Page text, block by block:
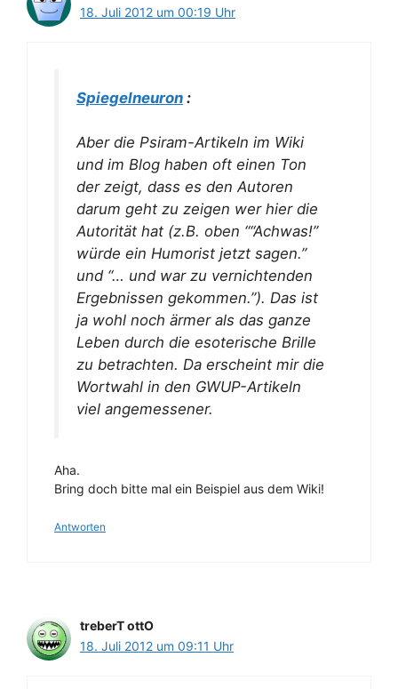
18. Juli 2012 um 00:19 Uhr
Spiegelneuron :
Aber die Psiram-Artikeln im Wiki
und im Blog haben oft einen Ton
der zeigt, dass es den Autoren
darum geht zu zeigen wer hier die
Autorität hat (z.B. oben ““Achwas!”
würde ein Humorist jetzt sagen.”
und “… und war zu vernichtenden
Ergebnissen gekommen.”). Das ist
ja wohl noch ärmer als das ganze
Leben durch die esoterische Brille
zu betrachten. Da erscheint mir die
Wortwahl in den GWUP-Artikeln
viel angemessener.
Aha.
Bring doch bitte mal ein Beispiel aus dem Wiki!
Antworten
treberT ottO
18. Juli 2012 um 09:11 Uhr